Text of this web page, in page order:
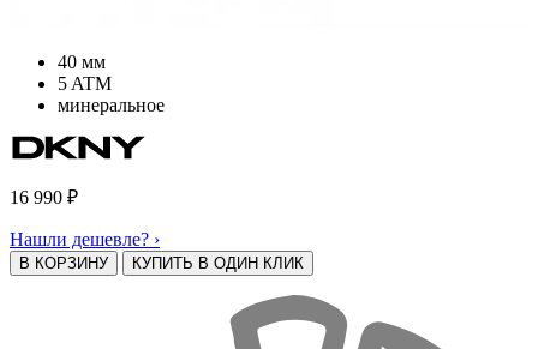
40 мм
5 ATM
минеральное
16 990 ₽
Нашли дешевле? ›
В КОРЗИНУ КУПИТЬ В ОДИН КЛИК